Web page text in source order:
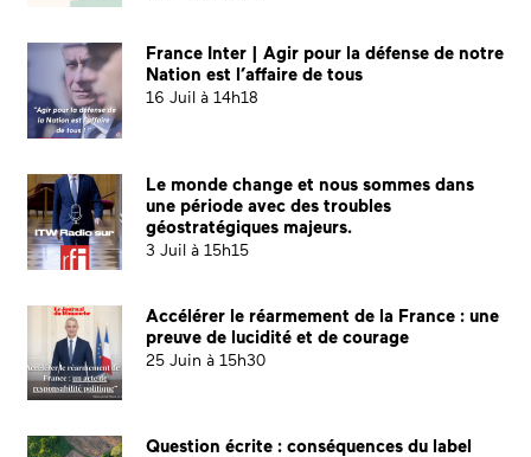
France Inter | Agir pour la défense de notre
Nation est l’affaire de tous
16 Juil à 14h18
Le monde change et nous sommes dans
une période avec des troubles
géostratégiques majeurs.
3 Juil à 15h15
Accélérer le réarmement de la France : une
preuve de lucidité et de courage
25 Juin à 15h30
Question écrite : conséquences du label